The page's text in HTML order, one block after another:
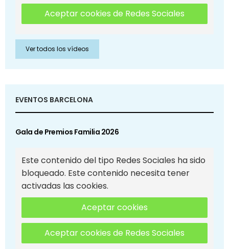
Aceptar cookies de Redes Sociales
Ver todos los vídeos
EVENTOS BARCELONA
Gala de Premios Familia 2026
Este contenido del tipo Redes Sociales ha sido
bloqueado. Este contenido necesita tener
activadas las cookies.
Aceptar cookies
Aceptar cookies de Redes Sociales